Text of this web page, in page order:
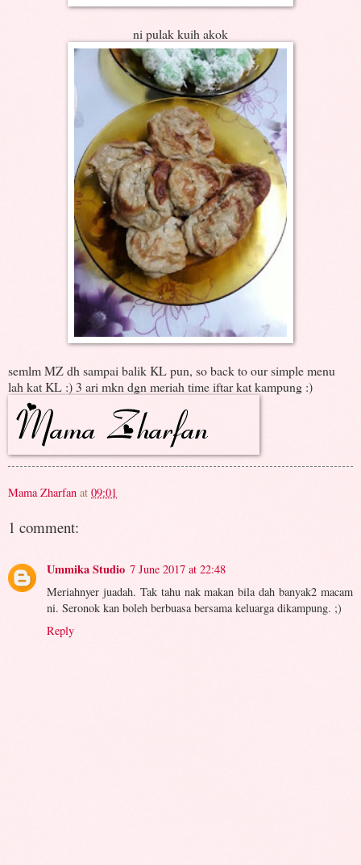
ni pulak kuih akok
semlm MZ dh sampai balik KL pun, so back to our simple menu
lah kat KL :) 3 ari mkn dgn meriah time iftar kat kampung :)
Mama Zharfan at 09:01
1 comment:
Ummika Studio 7 June 2017 at 22:48
Meriahnyer juadah. Tak tahu nak makan bila dah banyak2 macam
ni. Seronok kan boleh berbuasa bersama keluarga dikampung. ;)
Reply